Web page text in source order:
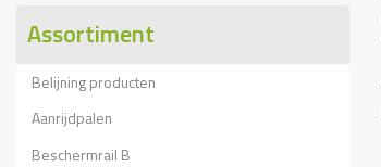
Assortiment
Belijning producten
Aanrijdpalen
Beschermrail B